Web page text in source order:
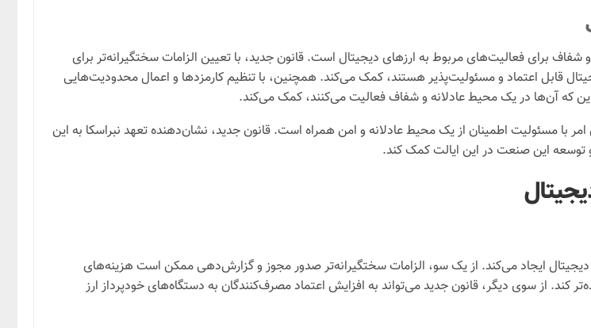
برای فعالیت‌های مربوط به ارزهای دیجیتال است. قانون جدید، با تعیین الزامات سختگیرانه‌تر برای
قابل اعتماد و مسئولیت‌پذیر هستند، کمک می‌کند. همچنین، با تنظیم کارمزدها و اعمال محدودیت‌هایی
این که آن‌ها در یک محیط عادلانه و شفاف فعالیت می‌کنند، کمک می‌کند.
امر با مسئولیت اطمینان از یک محیط عادلانه و امن همراه است. قانون جدید، نشان‌دهنده تعهد نبراسکا به این
این صنعت در این ایالت کمک کند.
دیجیتال ایجاد می‌کند. از یک سو، الزامات سختگیرانه‌تر صدور مجوز و گزارش‌دهی ممکن است هزینه‌های
کند. از سوی دیگر، قانون جدید می‌تواند به افزایش اعتماد مصرف‌کنندگان به دستگاه‌های خودپرداز ارز